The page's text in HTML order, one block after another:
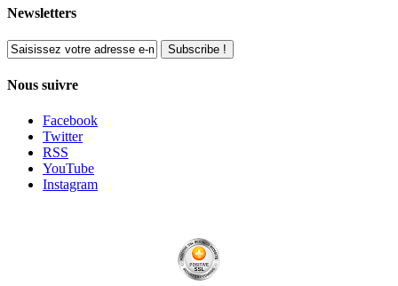
Newsletters
Subscribe !
Nous suivre
Facebook
Twitter
RSS
YouTube
Instagram